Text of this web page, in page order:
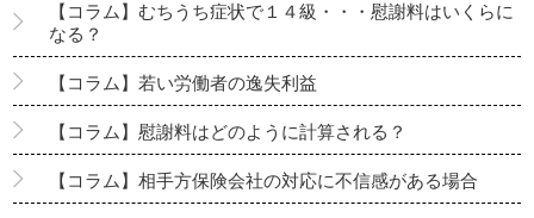
【コラム】むちうち症状で１４級・・・慰謝料はいくらに
なる？
【コラム】若い労働者の逸失利益
【コラム】慰謝料はどのように計算される？
【コラム】相手方保険会社の対応に不信感がある場合